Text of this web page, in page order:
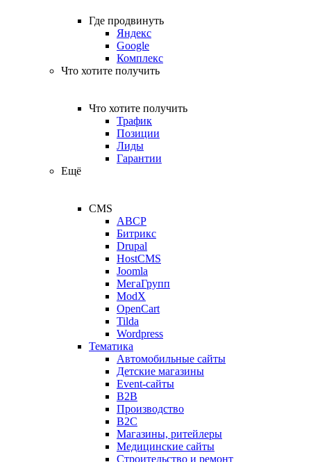
Где продвинуть
Яндекс
Google
Комплекс
Что хотите получить
Что хотите получить
Трафик
Позиции
Лиды
Гарантии
Ещё
CMS
ABCP
Битрикс
Drupal
HostCMS
Joomla
МегаГрупп
ModX
OpenCart
Tilda
Wordpress
Тематика
Автомобильные сайты
Детские магазины
Event-сайты
B2B
Производство
B2C
Магазины, ритейлеры
Медицинские сайты
Строительство и ремонт